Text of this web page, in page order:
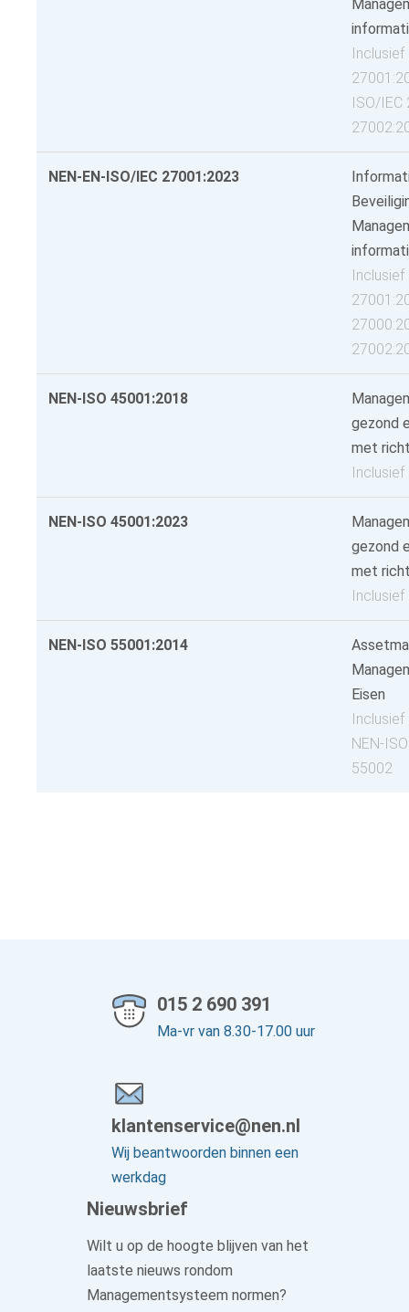
Inclusief
ISO/IEC
NEN-EN-ISO/IEC 27001:2023
Inclusief
NEN-ISO 45001:2018
gezond
met
Inclusief
NEN-ISO 45001:2023
gezond
met
Inclusief
NEN-ISO 55001:2014
Eisen
Inclusief
NEN-
55002
015 2 690 391
Ma-vr van 8.30-17.00 uur
klantenservice@nen.nl
Wij beantwoorden binnen een
werkdag
Nieuwsbrief
Wilt u op de hoogte blijven van het
laatste nieuws rondom
Managementsysteem normen?